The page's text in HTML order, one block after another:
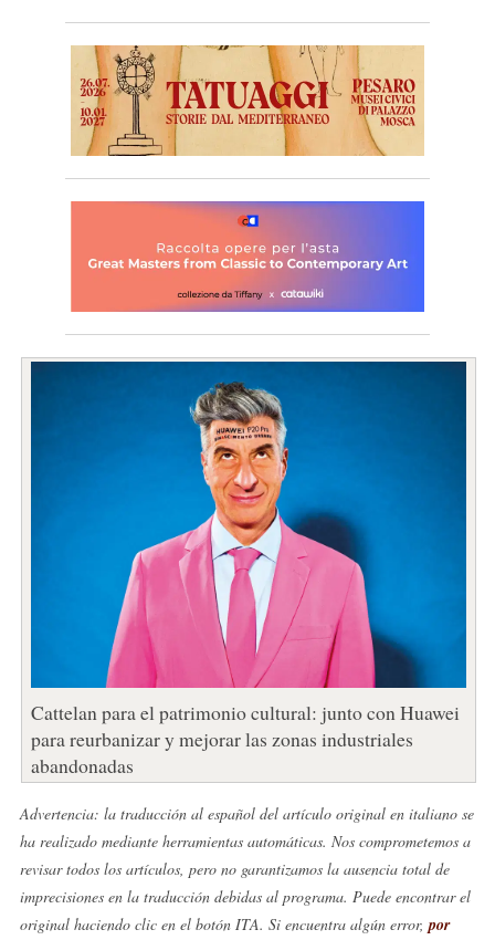
Cattelan para el patrimonio cultural: junto con Huawei
para reurbanizar y mejorar las zonas industriales
abandonadas
Advertencia: la traducción al español del artículo original en italiano se
ha realizado mediante herramientas automáticas. Nos comprometemos a
revisar todos los artículos, pero no garantizamos la ausencia total de
imprecisiones en la traducción debidas al programa. Puede encontrar el
original haciendo clic en el botón ITA. Si encuentra algún error, por